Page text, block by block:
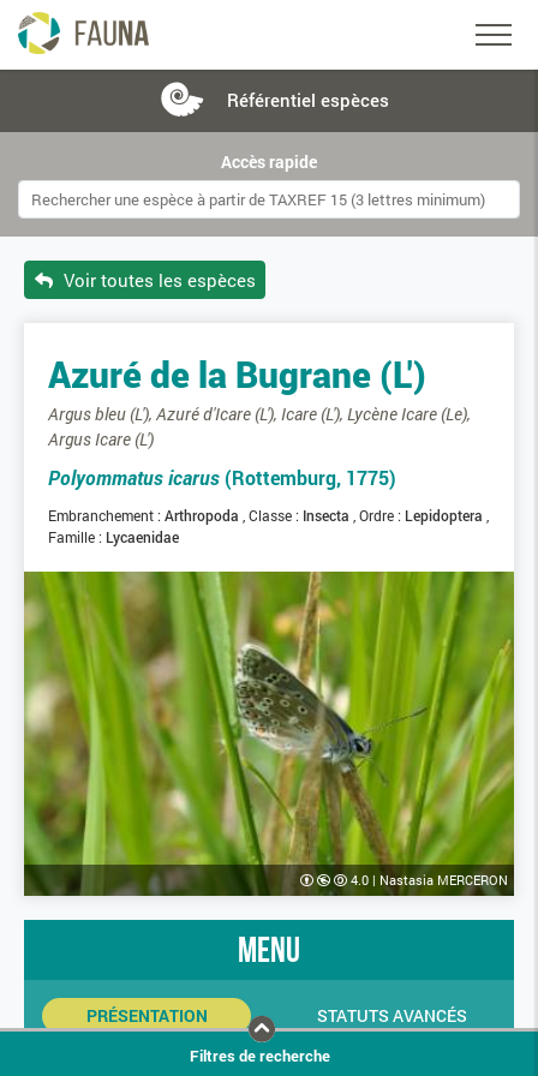
Référentiel espèces
Accès rapide
Voir toutes les espèces
Azuré de la Bugrane (L')
Argus bleu (L'), Azuré d'Icare (L'), Icare (L'), Lycène Icare (Le),
Argus Icare (L')
Polyommatus icarus (Rottemburg, 1775)
Embranchement : Arthropoda Classe : Insecta Ordre : Lepidoptera
Famille : Lycaenidae
4.0 | Nastasia MERCERON
menu
PRÉSENTATION STATUTS AVANCÉS
INDICATEURS SINPFiltres de recherche